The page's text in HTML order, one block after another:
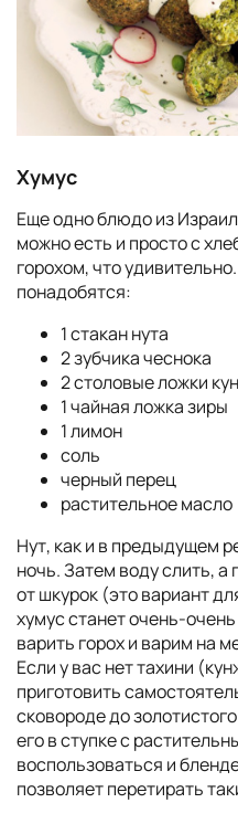
Хумус
Еще одно блюдо из
можно есть и просто с
горохом, что
понадобятся:
1 стакан нута
2 зубчика чеснока
2 столовые ложки
1 чайная ложка зиры
1 лимон
соль
черный перец
растительное масло
Нут, как и в предыдущем
ночь. Затем воду слить, а
от шкурок (это вариант
хумус станет очень-
варить горох и варим на
Если у вас нет тахини
приготовить
сковороде до
его в ступке с
воспользоваться и
позволяет перетирать